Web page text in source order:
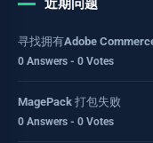
近期问题
寻找拥有Adobe
0 Answers - 0 Votes
MagePack 打包失败
0 Answers - 0 Votes